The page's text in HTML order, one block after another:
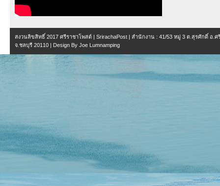
สงวนลิขสิทธิ์ 2017 ศรีราชาโพสต์ | SrirachaPost | สำนักงาน : 41/53 หมู่ 3 ต.สุรศักดิ์ อ.ศ
จ.ชลบุรี 20110 | Design By Joe Lumnamping